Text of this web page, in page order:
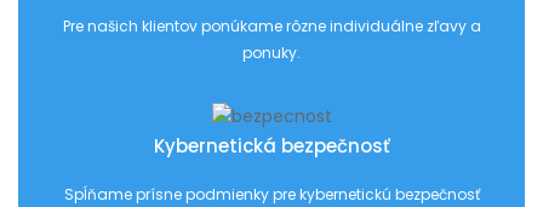
Pre našich klientov ponúkame rôzne individuálne zľavy a
ponuky.
Kybernetická bezpečnosť
Spĺňame prísne podmienky pre kybernetickú bezpečnosť